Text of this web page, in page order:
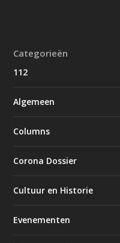
Categorieën
112
Algemeen
Columns
Corona Dossier
Cultuur en Historie
Evenementen